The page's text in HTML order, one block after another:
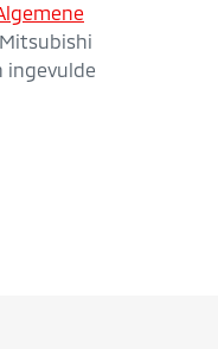
ingevulde